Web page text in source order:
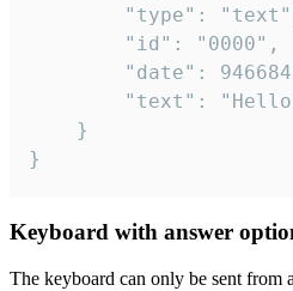
}
Keyboard with answer
The keyboard can only be sent from